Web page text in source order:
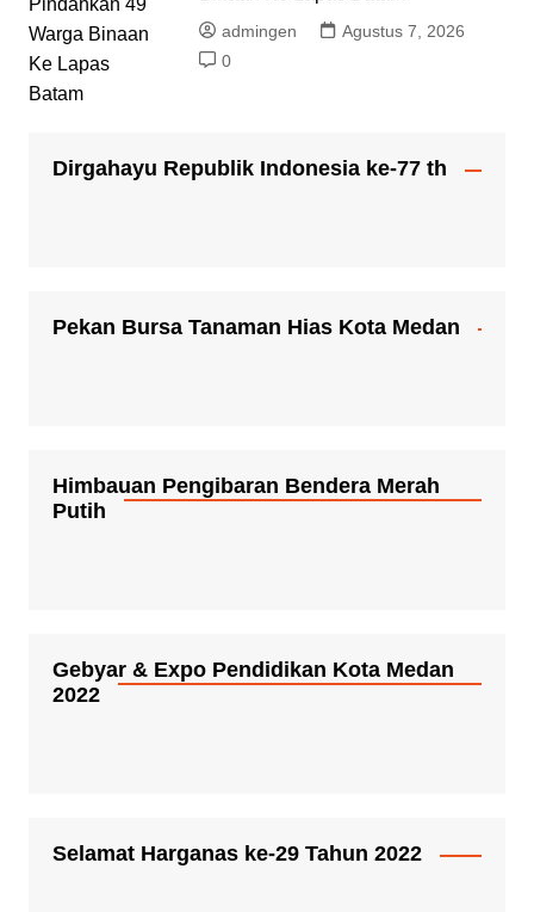
admingen
Agustus 7, 2026
0
Dirgahayu Republik Indonesia ke-77 th
Pekan Bursa Tanaman Hias Kota Medan
Himbauan Pengibaran Bendera Merah
Putih
Gebyar & Expo Pendidikan Kota Medan
2022
Selamat Harganas ke-29 Tahun 2022